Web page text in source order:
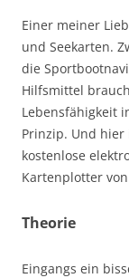
Einer meiner
und Seekarten.
die
Hilfsmittel
Lebensfähigkeit
Prinzip. Und hier
kostenlose
Kartenplotter
Theorie
Eingangs ein